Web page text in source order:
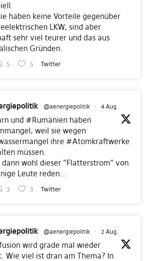
haben keine Vorteile gegenüber
LKW, sind aber
sehr viel teurer und das aus
Gründen.
5 5 Twitter
@aenergiepolitik · 4 Aug.
und #Rumänienhaben
, weil sie wegen
ihre #Atomkraftwerke
müssen.
dann wohl dieser "Flatterstrom" von
Leute reden…
3 3 Twitter
@aenergiepolitik · 2 Aug.
wird grade mal wieder
Wie viel ist dran am Thema? In